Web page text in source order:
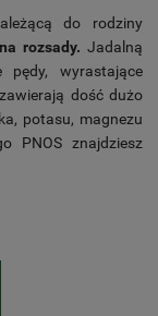
do rodziny
rozsady. Jadalną
pędy, wyrastające
dość dużo
potasu, magnezu
PNOS znajdziesz